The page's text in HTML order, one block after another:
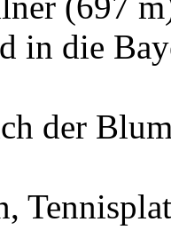
in die
der